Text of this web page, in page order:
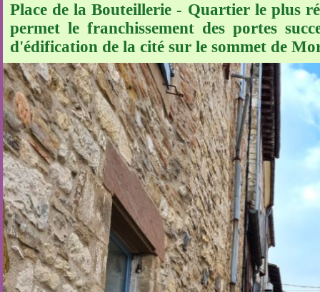
Place de la Bouteillerie - Quartier le plus
permet le franchissement des portes
d'édification de la cité sur le sommet de